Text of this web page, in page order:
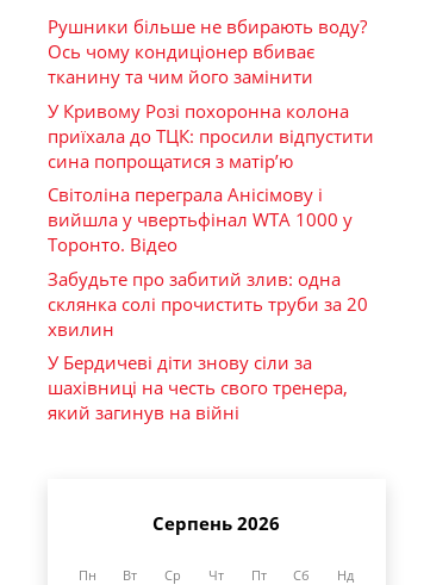
Рушники більше не вбирають воду?
Ось чому кондиціонер вбиває
тканину та чим його замінити
У Кривому Розі похоронна колона
приїхала до ТЦК: просили відпустити
сина попрощатися з матір’ю
Світоліна переграла Анісімову і
вийшла у чвертьфінал WTA 1000 у
Торонто. Відео
Забудьте про забитий злив: одна
склянка солі прочистить труби за 20
хвилин
У Бердичеві діти знову сіли за
шахівниці на честь свого тренера,
який загинув на війні
Серпень 2026
Пн Вт Ср Чт Пт Сб Нд